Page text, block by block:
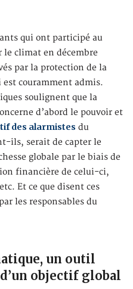
qui ont participé au
le climat en décembre
par la protection de la
est couramment admis.
soulignent que la
d’abord le pouvoir et
des alarmistes du
ils, serait de capter le
globale par le biais de
financière de celui-ci,
Et ce que disent ces
les responsables du
un outil
objectif global